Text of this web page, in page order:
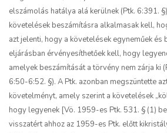
elszámolás hatálya alá kerülnek (Ptk. 6:391.
követelések beszámításra alkalmasak kell,
azt jelenti, hogy a követelések egyneműek és
eljárásban érvényesíthetőek kell, hogy
amelyek beszámítását a törvény nem zárja ki
6:50-6:52. §). A Ptk. azonban megszüntette
követelményt, amely szerint a követelések
hogy legyenek [Vö. 1959-es Ptk. 531. § (1)
visszatért ahhoz az 1959-es Ptk. előtt